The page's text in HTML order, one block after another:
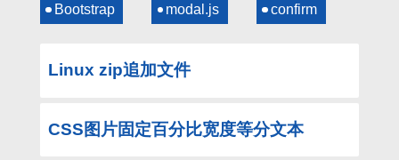
Bootstrap modal.js confirm
Linux zip追加文件
CSS图片固定百分比宽度等分文本